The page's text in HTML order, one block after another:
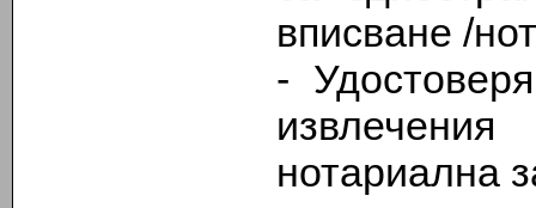
вписване /
-
нотариална